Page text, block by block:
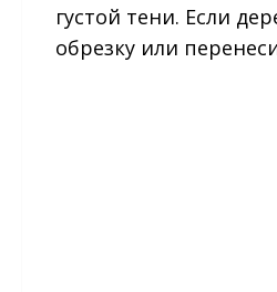
густой тени. Если
обрезку или